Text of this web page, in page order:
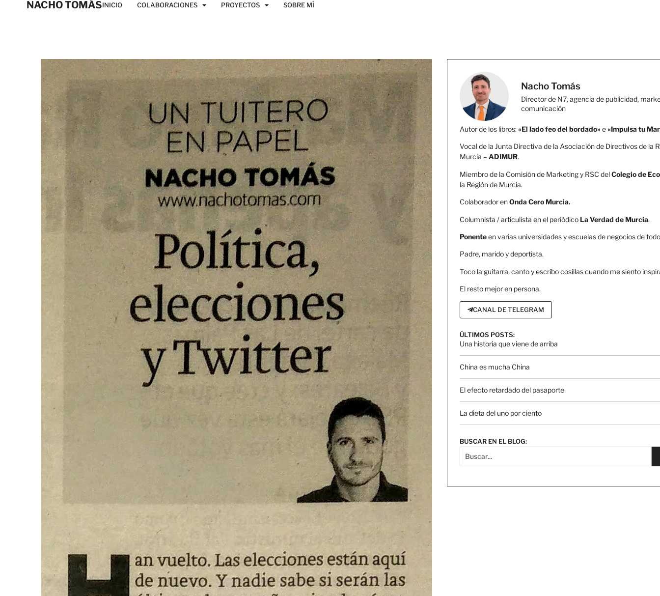
NACHO TOMÁSINICIO COLABORACIONES PROYECTOS SOBRE MÍ
Nacho Tomás
Director de N7, agencia de publicidad,
comunicación
Autor de los libros:«El lado feo del bordado» e«Impulsa tu
Vocal de la Junta Directiva de la Asociación de Directivos de la
Murcia – ADIMUR.
Miembro de la Comisión de Marketing y RSC delColegio de
la Región de Murcia.
Colaborador enOnda Cero Murcia.
Columnista / articulista en el periódico La Verdad de Murcia.
Ponenteen varias universidades y escuelas de negocios de
Padre, marido y deportista.
Toco la guitarra, canto y escribo cosillas cuando me siento
El resto mejor en persona.
CANAL DE TELEGRAM
ÚLTIMOS POSTS:
Una historia que viene de arriba
China es mucha China
El efecto retardado del pasaporte
La dieta del uno por ciento
BUSCAR EN EL BLOG: